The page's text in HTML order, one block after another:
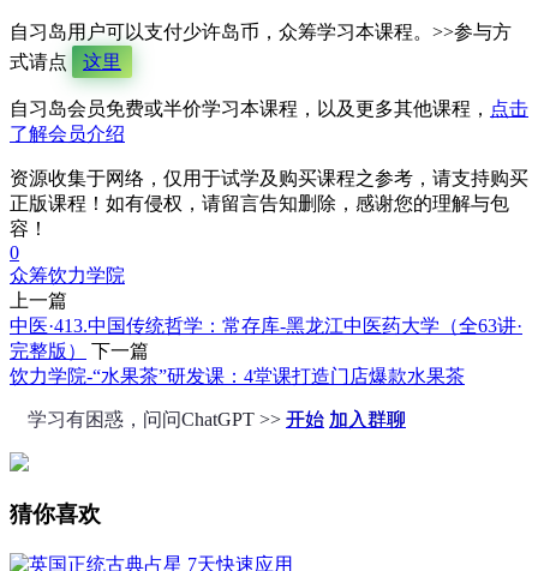
自习岛用户可以支付少许岛币，众筹学习本课程。>>参与方
式请点
这里
自习岛会员免费或半价学习本课程，以及更多其他课程， 点击
了解会员介绍
资源收集于网络，仅用于试学及购买课程之参考，请支持购买
正版课程！如有侵权，请留言告知删除，感谢您的理解与包
容！
0
众筹饮力学院
上一篇
中医·413.中国传统哲学：常存库-黑龙江中医药大学（全63讲·
完整版）
下一篇
饮力学院-“水果茶”研发课：4堂课打造门店爆款水果茶
学习有困惑，问问ChatGPT >> 开始 加入群聊
猜你喜欢